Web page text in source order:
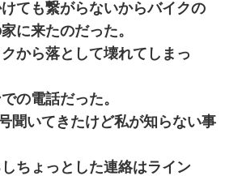
ても繋がらないからバイクの
に来たのだった。
から落として壊れてしまっ
の電話だった。
聞いてきたけど私が知らない事
ちょっとした連絡はライン